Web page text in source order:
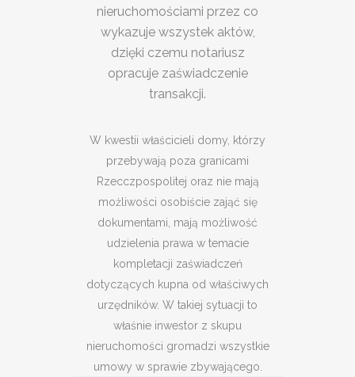
nieruchomościami przez co
wykazuje wszystek aktów,
dzięki czemu notariusz
opracuje zaświadczenie
transakcji.
W kwestii właścicieli domy, którzy
przebywają poza granicami
Rzecczpospolitej oraz nie mają
możliwości osobiście zająć się
dokumentami, mają możliwość
udzielenia prawa w temacie
kompletacji zaświadczeń
dotyczących kupna od właściwych
urzędników. W takiej sytuacji to
właśnie inwestor z skupu
nieruchomości gromadzi wszystkie
umowy w sprawie zbywającego.